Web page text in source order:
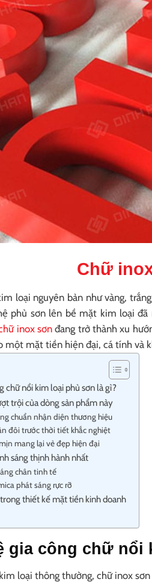
Chữ
loại nguyên bản như vàng,
phủ sơn lên bề mặt kim loại
inox sơnđang trở thành xu
một mặt tiền hiện đại, cá tính và
chữ nổi kim loại phủ sơn là gì?
trội của dòng sản phẩm này
chuẩn nhận diện thương hiệu
đôi trước thời tiết khắc nghiệt
mang lại vẻ đẹp hiện đại
sáng thịnh hành nhất
chân tinh tế
phát sáng rực rỡ
thiết kế mặt tiền kinh doanh
gia công chữ nổi
loại thông thường, chữ inox